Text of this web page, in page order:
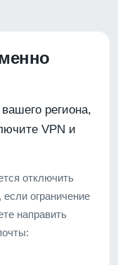
региона,
VPN и
отключить
ограничение
направить